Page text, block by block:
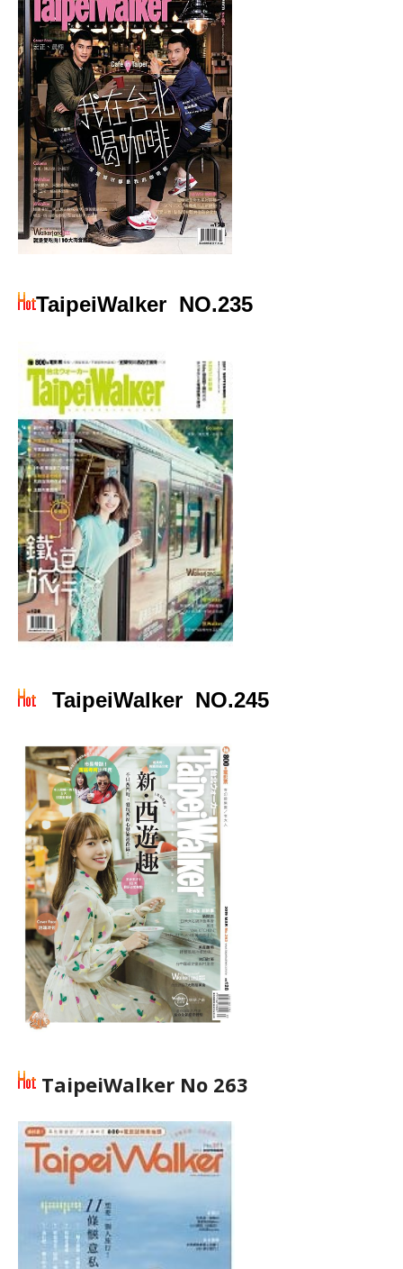
TaipeiWalker NO.235
TaipeiWalker NO.245
TaipeiWalker No 263